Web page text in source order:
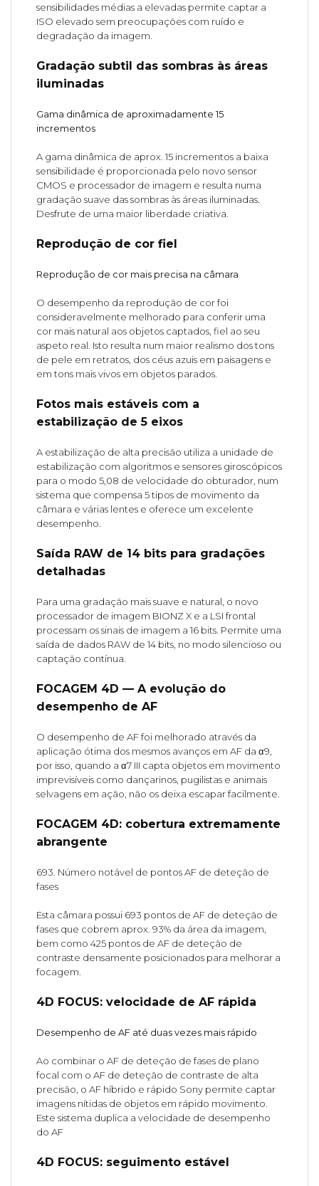
sensibilidades médias a elevadas permite captar a
ISO elevado sem preocupações com ruído e
degradação da imagem.
Gradação subtil das sombras às áreas
iluminadas
Gama dinâmica de aproximadamente 15
incrementos
A gama dinâmica de aprox. 15 incrementos a baixa
sensibilidade é proporcionada pelo novo sensor
CMOS e processador de imagem e resulta numa
gradação suave das sombras às áreas iluminadas.
Desfrute de uma maior liberdade criativa.
Reprodução de cor fiel
Reprodução de cor mais precisa na câmara
O desempenho da reprodução de cor foi
consideravelmente melhorado para conferir uma
cor mais natural aos objetos captados, fiel ao seu
aspeto real. Isto resulta num maior realismo dos tons
de pele em retratos, dos céus azuis em paisagens e
em tons mais vivos em objetos parados.
Fotos mais estáveis com a
estabilização de 5 eixos
A estabilização de alta precisão utiliza a unidade de
estabilização com algoritmos e sensores giroscópicos
para o modo 5,08 de velocidade do obturador, num
sistema que compensa 5 tipos de movimento da
câmara e várias lentes e oferece um excelente
desempenho.
Saída RAW de 14 bits para gradações
detalhadas
Para uma gradação mais suave e natural, o novo
processador de imagem BIONZ X e a LSI frontal
processam os sinais de imagem a 16 bits. Permite uma
saída de dados RAW de 14 bits, no modo silencioso ou
captação contínua.
FOCAGEM 4D — A evolução do
desempenho de AF
O desempenho de AF foi melhorado através da
aplicação ótima dos mesmos avanços em AF da α9,
por isso, quando a α7 III capta objetos em movimento
imprevisíveis como dançarinos, pugilistas e animais
selvagens em ação, não os deixa escapar facilmente.
FOCAGEM 4D: cobertura extremamente
abrangente
693. Número notável de pontos AF de deteção de
fases
Esta câmara possui 693 pontos de AF de deteção de
fases que cobrem aprox. 93% da área da imagem,
bem como 425 pontos de AF de deteção de
contraste densamente posicionados para melhorar a
focagem.
4D FOCUS: velocidade de AF rápida
Desempenho de AF até duas vezes mais rápido
Ao combinar o AF de deteção de fases de plano
focal com o AF de deteção de contraste de alta
precisão, o AF híbrido e rápido Sony permite captar
imagens nítidas de objetos em rápido movimento.
Este sistema duplica a velocidade de desempenho
do AF
4D FOCUS: seguimento estável